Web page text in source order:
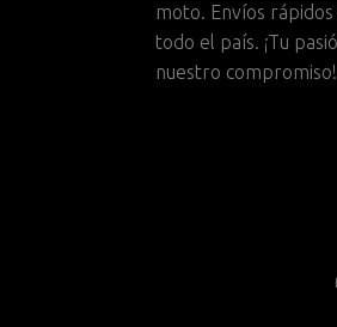
moto. Envíos rápidos
todo el país. ¡Tu
nuestro compromiso!